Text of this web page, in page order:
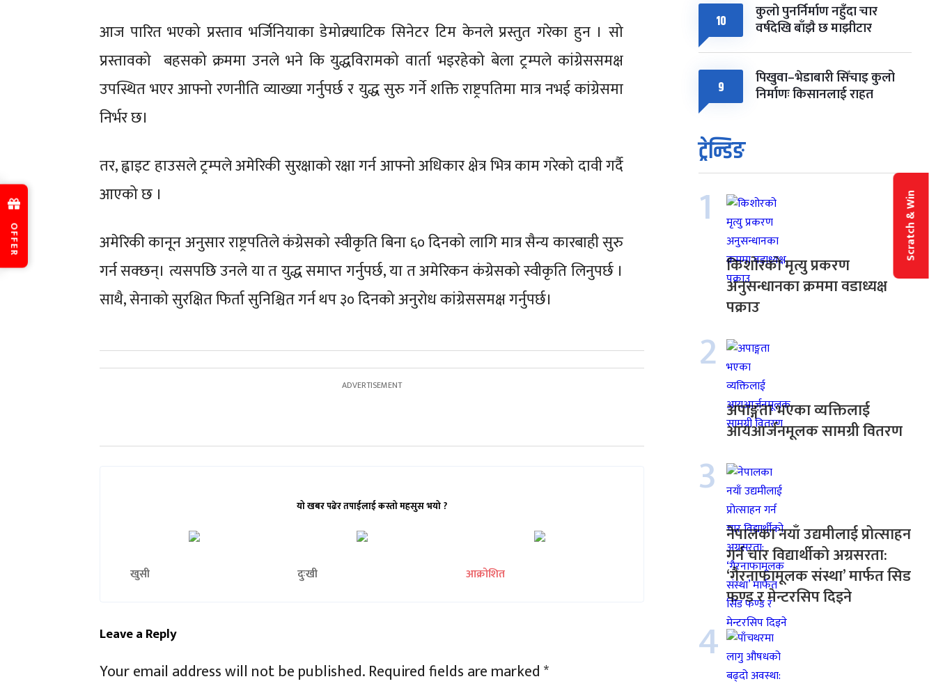
आज पारित भएको प्रस्ताव भर्जिनियाका डेमोक्र्याटिक सिनेटर टिम केनले प्रस्तुत गरेका हुन । सो
प्रस्तावको बहसको क्रममा उनले भने कि युद्धविरामको वार्ता भइरहेको बेला ट्रम्पले कांग्रेससमक्ष
उपस्थित भएर आफ्नो रणनीति व्याख्या गर्नुपर्छ र युद्ध सुरु गर्ने शक्ति राष्ट्रपतिमा मात्र नभई कांग्रेसमा
निर्भर छ।
तर, ह्वाइट हाउसले ट्रम्पले अमेरिकी सुरक्षाको रक्षा गर्न आफ्नो अधिकार क्षेत्र भित्र काम गरेको दावी गर्दै
आएको छ ।
अमेरिकी कानून अनुसार राष्ट्रपतिले कंग्रेसको स्वीकृति बिना ६० दिनको लागि मात्र सैन्य कारबाही सुरु
गर्न सक्छन्। त्यसपछि उनले या त युद्ध समाप्त गर्नुपर्छ, या त अमेरिकन कंग्रेसको स्वीकृति लिनुपर्छ ।
साथै, सेनाको सुरक्षित फिर्ता सुनिश्चित गर्न थप ३० दिनको अनुरोध कांग्रेससमक्ष गर्नुपर्छ।
यो खबर पढेर तपाईलाई कस्तो महसुस भयो ?
खुसी दुःखी आक्रोशित
Leave a Reply
Your email address will not be published.Required fields are marked*
10 कुलो पुनर्निर्माण नहुँदा चार
वर्षदेखि बाँझै छ माझीटार
9 पिखुवा–भेडाबारी सिँचाइ कुलो
निर्माणः किसानलाई राहत
ट्रेन्डिङ
1
किशोरको मृत्यु प्रकरण
अनुसन्धानका क्रममा वडाध्यक्ष
पक्राउ
2
अपाङ्गता भएका व्यक्तिलाई
आयआर्जनमूलक सामग्री वितरण
3
नेपालका नयाँ उद्यमीलाई प्रोत्साहन
गर्न चार विद्यार्थीको अग्रसरता:
‘गैरनाफामूलक संस्था’ मार्फत सिड
फण्ड र मेन्टरसिप दिइने
4
OFFER Scratch & Win